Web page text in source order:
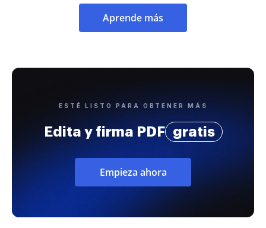
Aprende más
ESTÉ LISTO PARA OBTENER MÁS
Edita y firma PDF gratis
Empieza ahora